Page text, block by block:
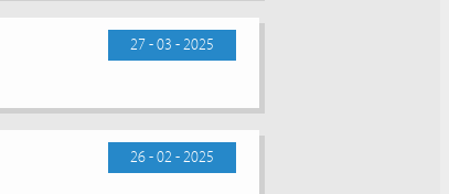
27 - 03 - 2025
26 - 02 - 2025